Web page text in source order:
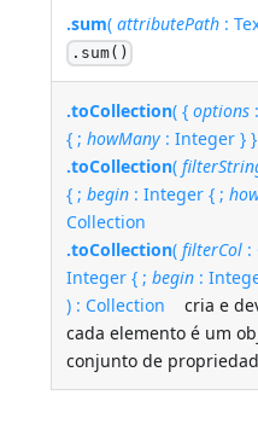
.sum(attributePath :
.sum()
.toCollection( {options
{ ;howMany : Integer }
.toCollection(
{ ;begin : Integer { ;
Collection
.toCollection(filterCol :
Integer { ;begin :
) : Collection cria e
cada elemento é um
conjunto de